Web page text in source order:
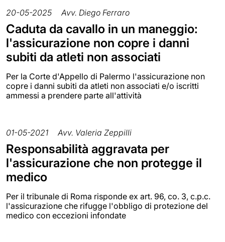
20-05-2025 Avv. Diego Ferraro
Caduta da cavallo in un maneggio:
l'assicurazione non copre i danni
subiti da atleti non associati
Per la Corte d'Appello di Palermo l'assicurazione non
copre i danni subiti da atleti non associati e/o iscritti
ammessi a prendere parte all'attività
01-05-2021 Avv. Valeria Zeppilli
Responsabilità aggravata per
l'assicurazione che non protegge il
medico
Per il tribunale di Roma risponde ex art. 96, co. 3, c.p.c.
l'assicurazione che rifugge l'obbligo di protezione del
medico con eccezioni infondate